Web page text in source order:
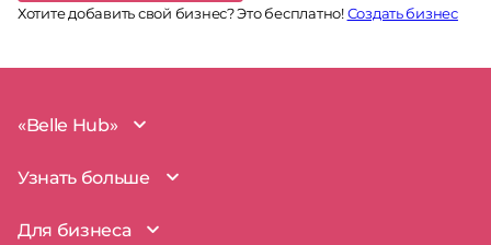
Хотите добавить свой бизнес? Это бесплатно!Создать бизнес
«Belle Hub»
О проекте
Наша команда
Узнать больше
BelleHub для вас
Для бизнеса